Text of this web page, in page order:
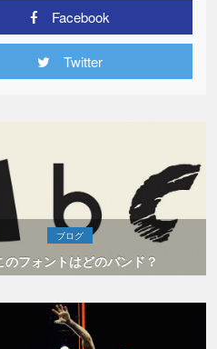
Facebook
Twitter
ブログ
のフォントはどのバンド？